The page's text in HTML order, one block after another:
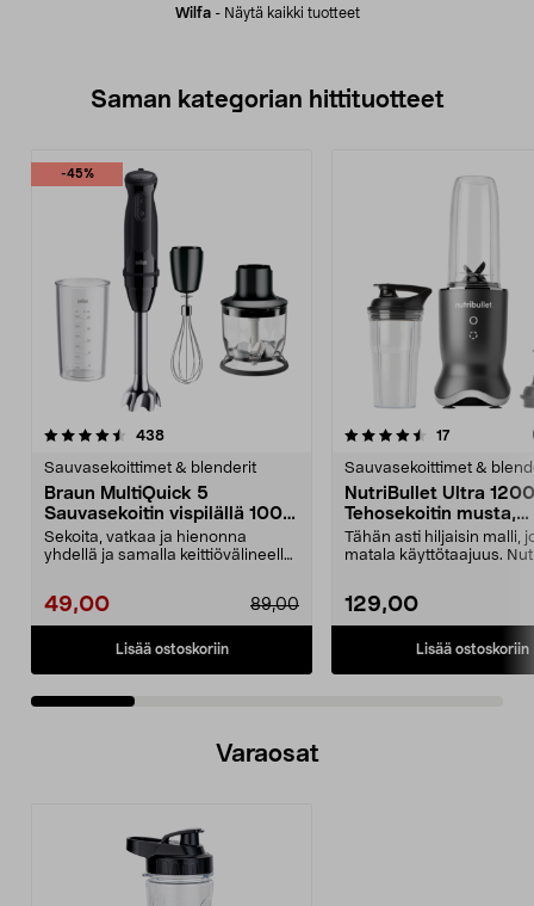
Wilfa- Näytä kaikki tuotteet
Saman kategorian hittituotteet
-45%
438arvostelut
Sauvasekoittimet & blenderit
Braun MultiQuick 5
Sauvasekoitin vispilällä 1000
W, MQ50202M
Sekoita, vatkaa ja hienonna
yhdellä ja samalla keittiövälineellä.
49,00 89,00
Lisää ostoskoriin
4.5 viidestä
17arvostelut
Sauvasekoittimet &
NutriBullet Ultra 1200
Tehosekoitin musta,
NB1206DGCC
Tähän asti hiljaisin malli,
matala käyttötaajuus.
129,00
Lisää ostoskoriin
0.0 viidestä
Varaosat